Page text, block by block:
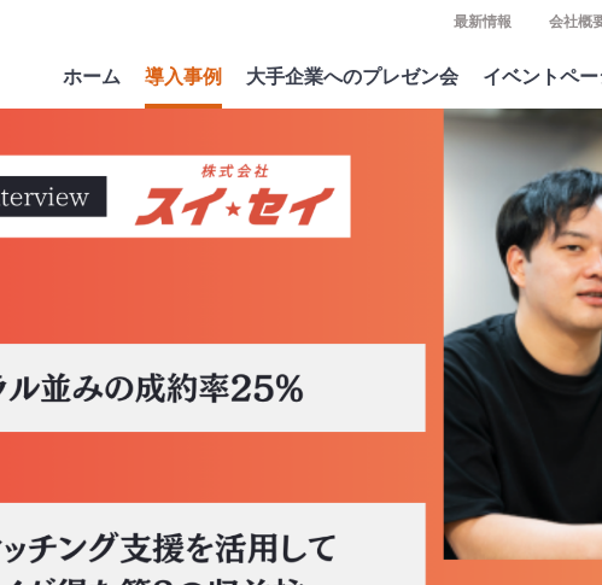
最新情報 会社概
ホーム 導入事例 大手企業へのプレゼン会 イベントペ